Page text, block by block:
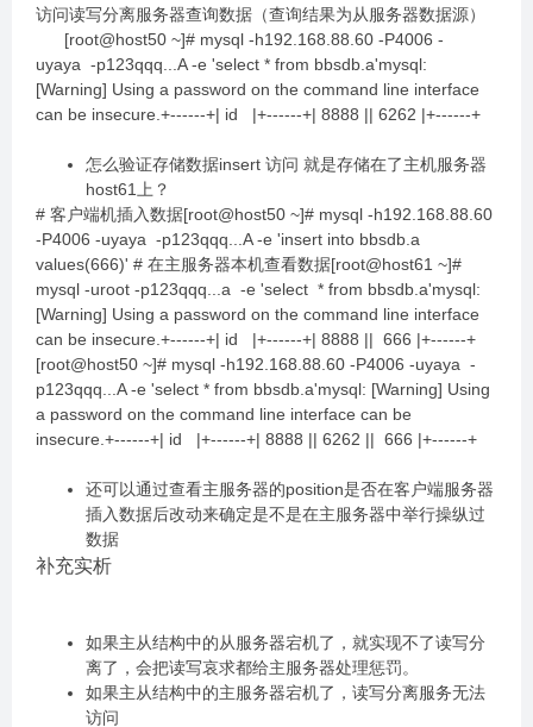
访问读写分离服务器查询数据（查询结果为从服务器数据源）
[root@host50 ~]# mysql -h192.168.88.60 -P4006 -
uyaya -p123qqq...A -e 'select * from bbsdb.a'mysql:
[Warning] Using a password on the command line interface
can be insecure.+------+| id |+------+| 8888 || 6262 |+------+
怎么验证存储数据insert 访问 就是存储在了主机服务器
host61上？
# 客户端机插入数据[root@host50 ~]# mysql -h192.168.88.60
-P4006 -uyaya -p123qqq...A -e 'insert into bbsdb.a
values(666)' # 在主服务器本机查看数据[root@host61 ~]#
mysql -uroot -p123qqq...a -e 'select * from bbsdb.a'mysql:
[Warning] Using a password on the command line interface
can be insecure.+------+| id |+------+| 8888 || 666 |+------+
[root@host50 ~]# mysql -h192.168.88.60 -P4006 -uyaya -
p123qqq...A -e 'select * from bbsdb.a'mysql: [Warning] Using
a password on the command line interface can be
insecure.+------+| id |+------+| 8888 || 6262 || 666 |+------+
还可以通过查看主服务器的position是否在客户端服务器
插入数据后改动来确定是不是在主服务器中举行操纵过
数据
补充实析
如果主从结构中的从服务器宕机了，就实现不了读写分
离了，会把读写哀求都给主服务器处理惩罚。
如果主从结构中的主服务器宕机了，读写分离服务无法
访问